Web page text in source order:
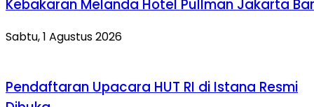
Kebakaran Melanda Hotel Pullman Jakarta
Sabtu, 1 Agustus 2026
Pendaftaran Upacara HUT RI di Istana Resmi